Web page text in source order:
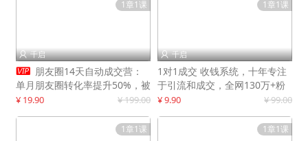
1章1课
 千启
 朋友圈14天自动成交营：
单月朋友圈转化率提升50%，被
动收入超3万元
¥ 19.90 ¥ 199.00
1章1课
 千启
1对1成交 收钱系统，十年专注
于引流和成交，全网130万+粉
丝
¥ 9.90 ¥ 99.00
1章1课 1章1课